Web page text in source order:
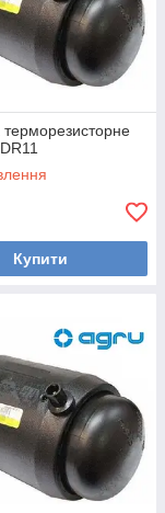
терморезисторне
Купити